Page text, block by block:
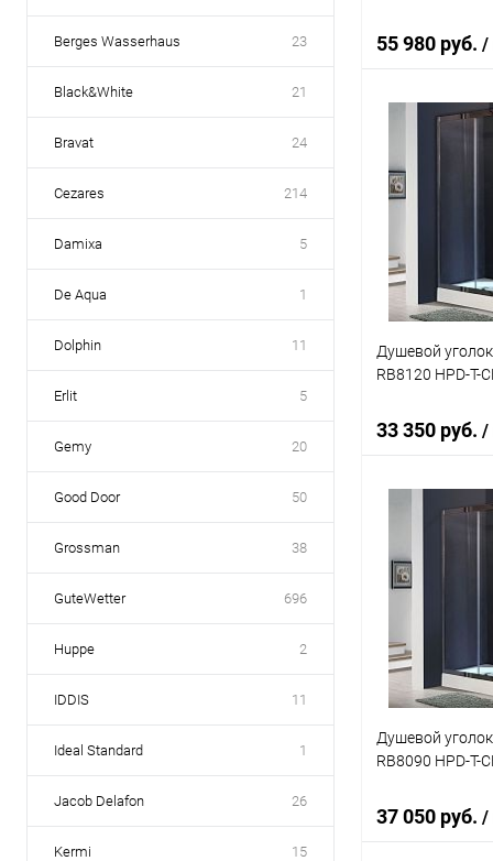
Berges Wasserhaus 23
Black&White 21
Bravat 24
Cezares 214
Damixa 5
De Aqua 1
Dolphin 11
Erlit 5
Gemy 20
Good Door 50
Grossman 38
GuteWetter 696
Huppe 2
IDDIS 11
Ideal Standard 1
Jacob Delafon 26
Kermi 15
55 980 руб. /
Купить в 1 клик
Душевой
RB8120 HPD-T-
33 350 руб. /
Купить в 1 клик
Душевой
RB8090 HPD-T-
37 050 руб. /